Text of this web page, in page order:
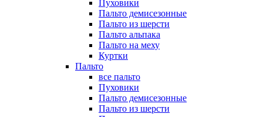
Пуховики
Пальто демисезонные
Пальто из шерсти
Пальто альпака
Пальто на меху
Куртки
Пальто
все пальто
Пуховики
Пальто демисезонные
Пальто из шерсти